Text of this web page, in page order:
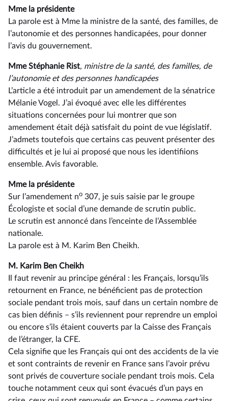
Mme la présidente
La parole est à Mme la ministre de la santé, des familles, de
l’autonomie et des personnes handicapées, pour donner
l’avis du gouvernement.
Mme Stéphanie Rist, ministre de la santé, des familles, de
l’autonomie et des personnes handicapées
L’article a été introduit par un amendement de la sénatrice
Mélanie Vogel. J’ai évoqué avec elle les différentes
situations concernées pour lui montrer que son
amendement était déjà satisfait du point de vue législatif.
J’admets toutefois que certains cas peuvent présenter des
difficultés et je lui ai proposé que nous les identifiions
ensemble. Avis favorable.
Mme la présidente
Sur l’amendement no 307, je suis saisie par le groupe
Écologiste et social d’une demande de scrutin public.
Le scrutin est annoncé dans l’enceinte de l’Assemblée
nationale.
La parole est à M. Karim Ben Cheikh.
M. Karim Ben Cheikh
Il faut revenir au principe général : les Français, lorsqu’ils
retournent en France, ne bénéficient pas de protection
sociale pendant trois mois, sauf dans un certain nombre de
cas bien définis –⁠ s’ils reviennent pour reprendre un emploi
ou encore s’ils étaient couverts par la Caisse des Français
de l’étranger, la CFE.
Cela signifie que les Français qui ont des accidents de la vie
et sont contraints de revenir en France sans l’avoir prévu
sont privés de couverture sociale pendant trois mois. Cela
touche notamment ceux qui sont évacués d’un pays en